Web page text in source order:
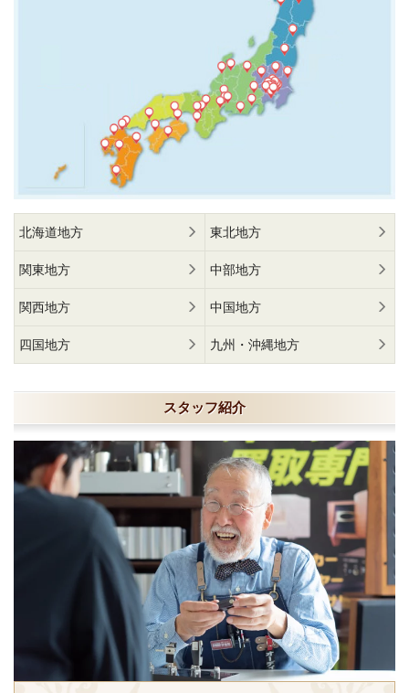
北海道地方 東北地方
関東地方 中部地方
関西地方 中国地方
四国地方 九州・沖縄地方
スタッフ紹介